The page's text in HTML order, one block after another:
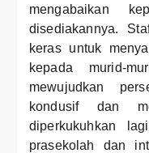
mengabaikan
disediakannya.
keras untuk
kepada murid-
mewujudkan
kondusif dan
diperkukuhkan
prasekolah dan